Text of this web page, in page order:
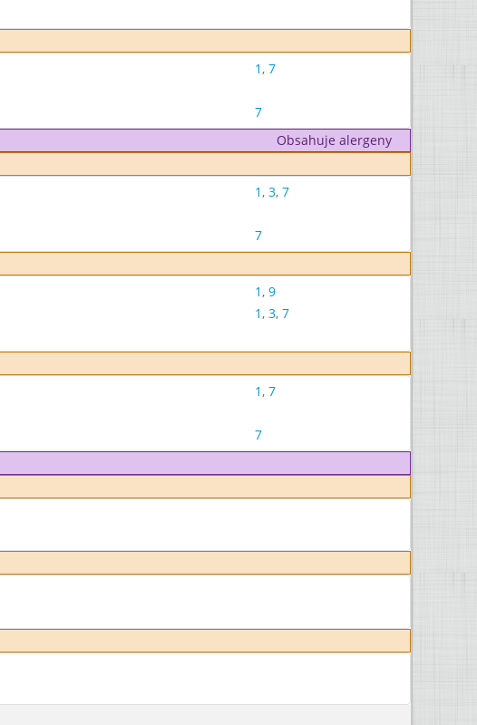
1, 7
7
Obsahuje alergeny
1, 3, 7
7
1, 9
1, 3, 7
1, 7
7